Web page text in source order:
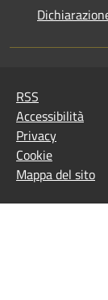
RSS
Accessibilità
Privacy
Cookie
Mappa del sito